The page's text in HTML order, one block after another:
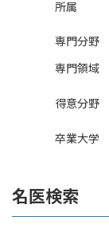
所属
専門分野
専門領域
得意分野
卒業大学
名医検索